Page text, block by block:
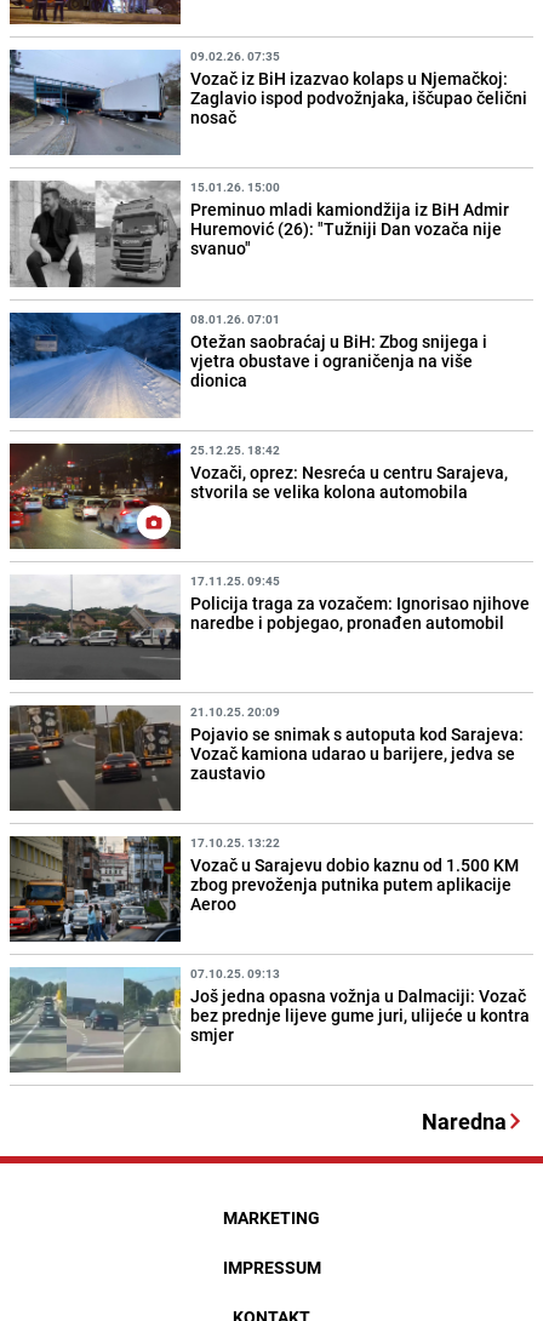
09.02.26. 07:35
Vozač iz BiH izazvao kolaps u Njemačkoj:
Zaglavio ispod podvožnjaka, iščupao čelični
nosač
15.01.26. 15:00
Preminuo mladi kamiondžija iz BiH Admir
Huremović (26): "Tužniji Dan vozača nije
svanuo"
08.01.26. 07:01
Otežan saobraćaj u BiH: Zbog snijega i
vjetra obustave i ograničenja na više
dionica
25.12.25. 18:42
Vozači, oprez: Nesreća u centru Sarajeva,
stvorila se velika kolona automobila
17.11.25. 09:45
Policija traga za vozačem: Ignorisao njihove
naredbe i pobjegao, pronađen automobil
21.10.25. 20:09
Pojavio se snimak s autoputa kod Sarajeva:
Vozač kamiona udarao u barijere, jedva se
zaustavio
17.10.25. 13:22
Vozač u Sarajevu dobio kaznu od 1.500 KM
zbog prevoženja putnika putem aplikacije
Aeroo
07.10.25. 09:13
Još jedna opasna vožnja u Dalmaciji: Vozač
bez prednje lijeve gume juri, ulijeće u kontra
smjer
Naredna
MARKETING
IMPRESSUM